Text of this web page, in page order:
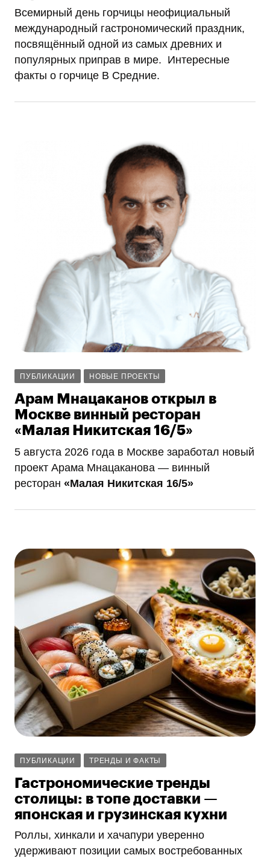
Всемирный день горчицы неофициальный
международный гастрономический праздник,
посвящённый одной из самых древних и
популярных приправ в мире. Интересные
факты о горчице В Средние.
ПУБЛИКАЦИИ НОВЫЕ ПРОЕКТЫ
Арам Мнацаканов открыл в
Москве винный ресторан
«Малая Никитская 16/5»
5 августа 2026 года в Москве заработал новый
проект Арама Мнацаканова — винный
ресторан «Малая Никитская 16/5»
ПУБЛИКАЦИИ ТРЕНДЫ И ФАКТЫ
Гастрономические тренды
столицы: в топе доставки —
японская и грузинская кухни
Роллы, хинкали и хачапури уверенно
удерживают позиции самых востребованных